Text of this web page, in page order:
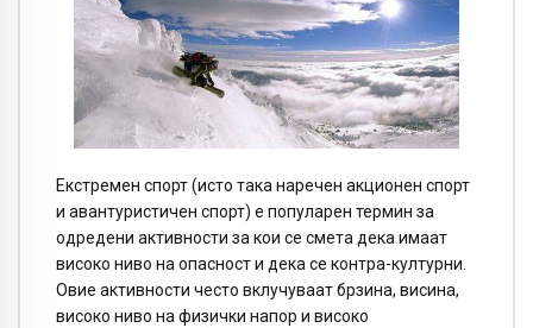
Екстремен спорт (исто така наречен акционен спорт
и авантуристичен спорт) е популарен термин за
одредени активности за кои се смета дека имаат
високо ниво на опасност и дека се контра-културни.
Овие активности често вклучуваат брзина, висина,
високо ниво на физички напор и високо